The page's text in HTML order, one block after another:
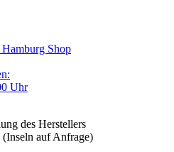
Shop
Uhr
des Herstellers
auf Anfrage)